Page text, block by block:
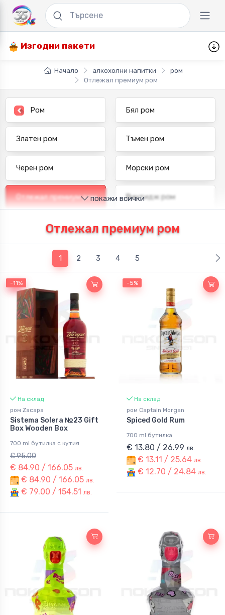
Изгодни пакети
Начало алкохолни напитки
ром
Отлежал премиум ром
Ром Бял ром
Златен ром Тъмен ром
Черен ром Морски ром
Отлежал премиум ром Винтидж ром
покажи всички
Отлежал премиум ром
1(current)
2 3 4 5
-11%
-11%
На склад
ром Zacapa
Sistema Solera №23 Gift
Box Wooden Box
700 ml бутилка с кутия
€ 95.00
€ 84.90 / 166.05 лв.
€ 84.90 / 166.05 лв.
€ 79.00 / 154.51 лв.
-5%
На склад
ром Captain Morgan
Spiced Gold Rum
700 ml бутилка
€ 13.80 / 26.99 лв.
€ 13.11 / 25.64 лв.
€ 12.70 / 24.84 лв.